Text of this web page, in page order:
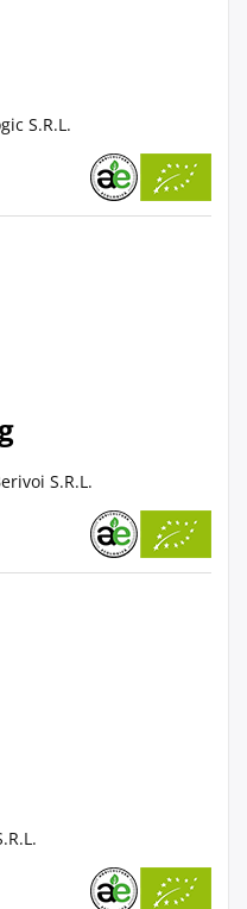
S.R.L.
S.R.L.